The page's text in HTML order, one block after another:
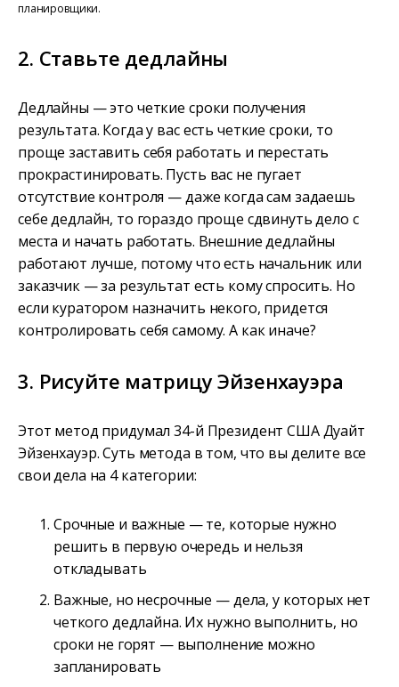
планировщики.
2. Ставьте дедлайны
Дедлайны — это четкие сроки получения
результата. Когда у вас есть четкие сроки, то
проще заставить себя работать и перестать
прокрастинировать. Пусть вас не пугает
отсутствие контроля — даже когда сам задаешь
себе дедлайн, то гораздо проще сдвинуть дело с
места и начать работать. Внешние дедлайны
работают лучше, потому что есть начальник или
заказчик — за результат есть кому спросить. Но
если куратором назначить некого, придется
контролировать себя самому. А как иначе?
3. Рисуйте матрицу Эйзенхауэра
Этот метод придумал 34-й Президент США Дуайт
Эйзенхауэр. Суть метода в том, что вы делите все
свои дела на 4 категории:
Cрочные и важные — те, которые нужно
решить в первую очередь и нельзя
откладывать
Важные, но несрочные — дела, у которых нет
четкого дедлайна. Их нужно выполнить, но
сроки не горят — выполнение можно
запланировать